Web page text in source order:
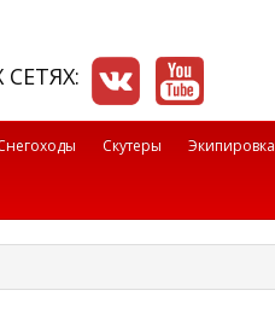
Скутеры Экипировка